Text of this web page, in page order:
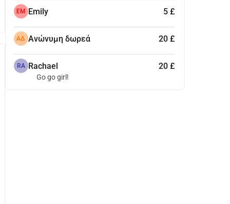
EM Emily 5 £
ΑΔ Ανώνυμη δωρεά 20 £
RA Rachael 20 £
Go go girl!